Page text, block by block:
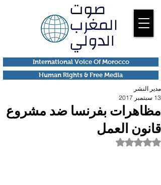
Human Rights & Free Media
International Voice Of Morocco
مظاهرات بفرنسا ضد مشروع
قانون العمل
مدير النشر
13 سبتمبر 2017
تم التقييم بـ ليس رقمًا من أصل 5 نجوم.